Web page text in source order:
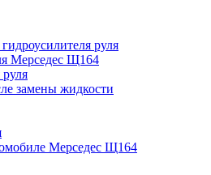
руля
Мерседес Щ164
замены жидкости
Мерседес Щ164